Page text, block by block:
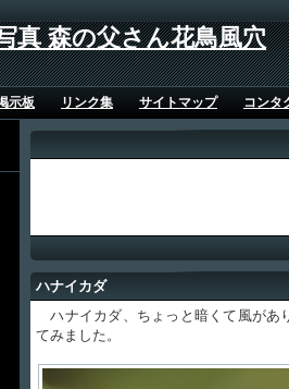
真 森の父さん花鳥風穴
示板 リンク集 サイトマップ コンタ
ハナイカダ
ハナイカダ、ちょっと暗くて風があ
てみました。